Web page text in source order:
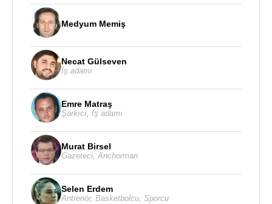
Medyum Memiş
Necat Gülseven
İş adamı
Emre Matraş
Şarkıcı, İş adamı
Murat Birsel
Gazeteci,Anchorman
Selen Erdem
Antrenör, Basketbolcu, Sporcu